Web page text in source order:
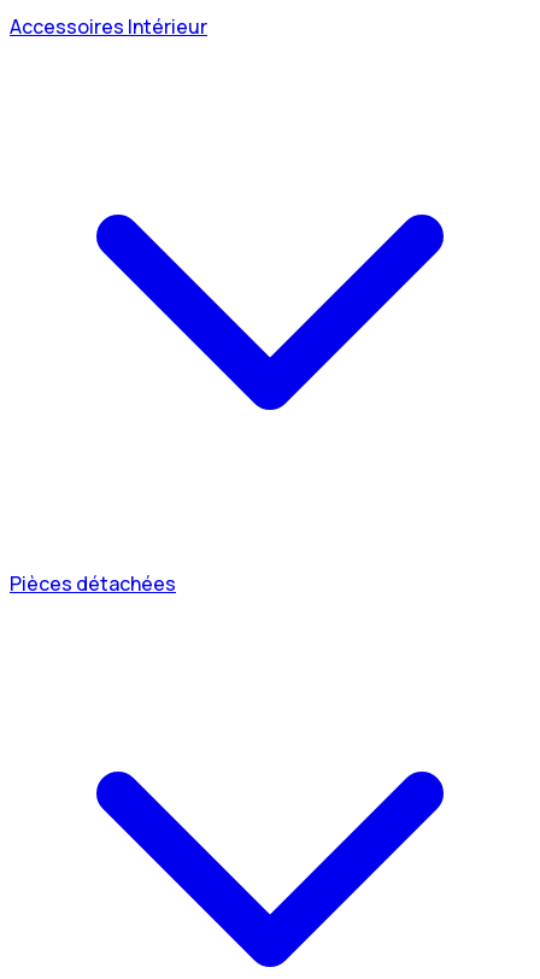
Accessoires Intérieur
Pièces détachées